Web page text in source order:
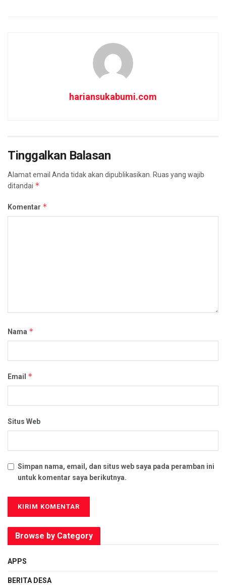
hariansukabumi.com
Tinggalkan Balasan
Alamat email Anda tidak akan dipublikasikan. Ruas yang wajib
ditandai *
Komentar *
Nama *
Email *
Situs Web
Simpan nama, email, dan situs web saya pada peramban ini
untuk komentar saya berikutnya.
Browse by Category
APPS
BERITA DESA